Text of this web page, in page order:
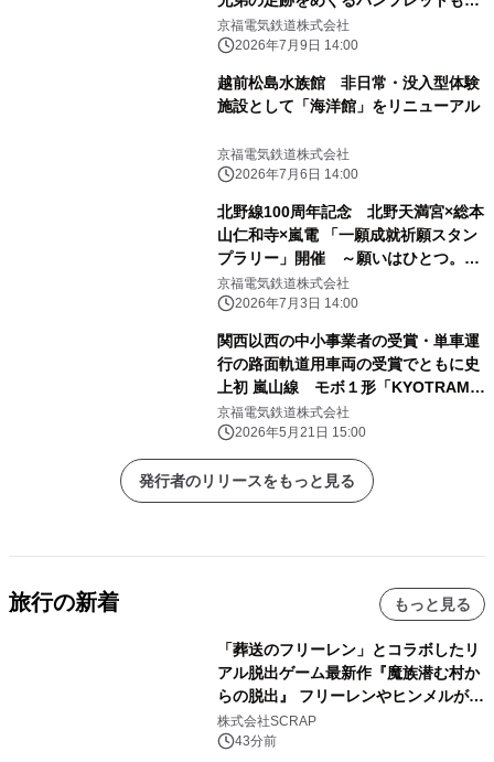
行～
京福電気鉄道株式会社
2026年7月9日 14:00
越前松島水族館 非日常・没入型体験
施設として「海洋館」をリニューアル
京福電気鉄道株式会社
2026年7月6日 14:00
北野線100周年記念 北野天満宮×総本
山仁和寺×嵐電 「一願成就祈願スタン
プラリー」開催 ～願いはひとつ。巡
り、運び、祈りで結ぶ～
京福電気鉄道株式会社
2026年7月3日 14:00
関西以西の中小事業者の受賞・単車運
行の路面軌道用車両の受賞でともに史
上初 嵐山線 モボ１形「KYOTRAM」
が「２０２６年 ブルーリボン賞」を受
賞
京福電気鉄道株式会社
2026年5月21日 15:00
発行者のリリースをもっと見る
旅行の新着 もっと見る
「葬送のフリーレン」とコラボしたリ
アル脱出ゲーム最新作『魔族潜む村か
らの脱出』 フリーレンやヒンメルが武
器を手に魔族を見据える描き下ろしメ
インビジュアル公開
株式会社SCRAP
43分前